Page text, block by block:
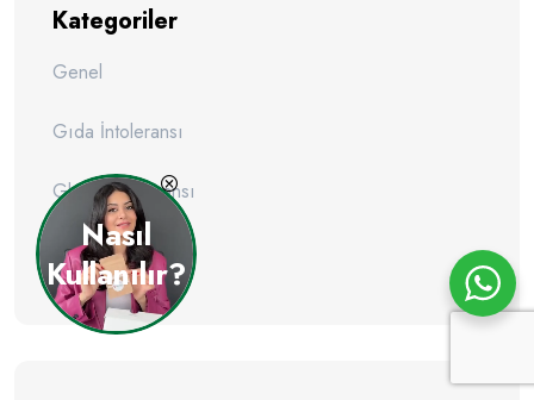
Kategoriler
Genel
Gıda İntoleransı
Gluten İntoleransı
SiboNasıl
Kullanılır?